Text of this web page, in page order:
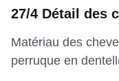
27/4 Détail des
Matériau des
perruque en